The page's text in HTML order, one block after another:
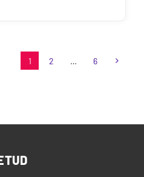
1 2 … 6